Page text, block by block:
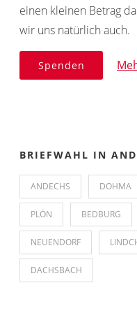
einen kleinen Betrag
wir uns natürlich auch.
Spenden
BRIEFWAHL IN
ANDECHS DOHMA
PLÖN BEDBURG
NEUENDORF
DACHSBACH